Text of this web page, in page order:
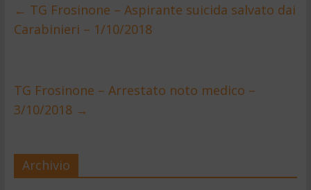
← TG Frosinone – Aspirante suicida salvato dai
Carabinieri – 1/10/2018
TG Frosinone – Arrestato noto medico –
3/10/2018 →
Archivio